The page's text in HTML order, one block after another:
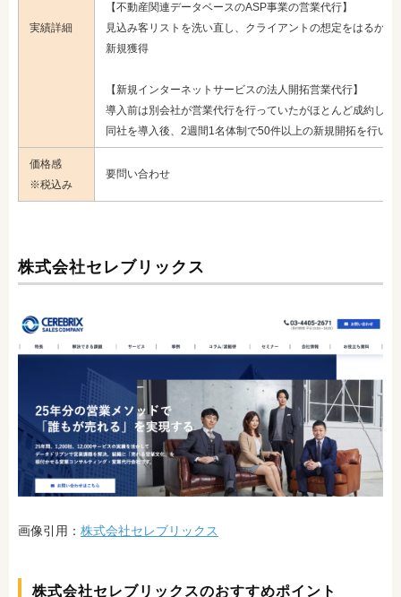
実績詳細
【不動産関連データベースのASP事業の営業代行】
見込み客リストを洗い直し、クライアントの想定をはるかに
新規獲得
【新規インターネットサービスの法人開拓営業代行】
導入前は別会社が営業代行を行っていたがほとんど成約して
同社を導入後、2週間1名体制で50件以上の新規開拓を行い
価格感
※税込み
要問い合わせ
株式会社セレブリックス
画像引用： 株式会社セレブリックス
株式会社セレブリックスのおすすめポイント